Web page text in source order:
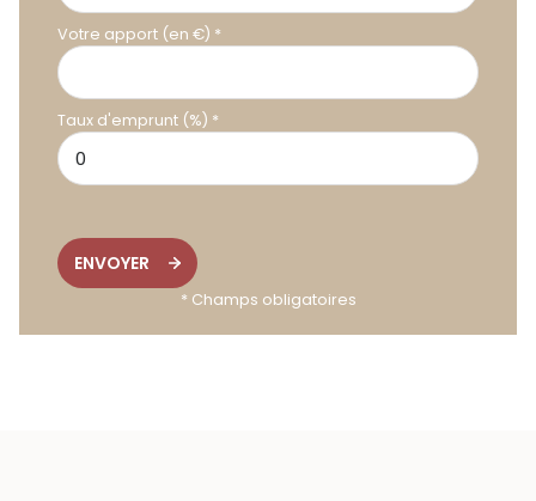
Votre apport (en €) *
Taux d'emprunt (%) *
ENVOYER
* Champs obligatoires